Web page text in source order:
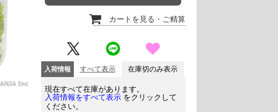
カートを見る ・ご精算
入荷情報 すべて表示 在庫切のみ表示
現在すべて在庫があります。
入荷情報をすべて表示 をクリックして
ください。